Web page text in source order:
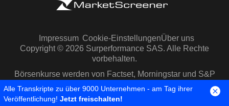
Impressum Cookie-EinstellungenÜber uns
Copyright © 2026 Surperformance SAS. Alle Rechte
vorbehalten.
Börsenkurse werden von Factset, Morningstar und S&P
Capital IQ zur Verfügung gestellt
Alle Transkripte zu über 9000 Unternehmen - am Tag ihrer
Veröffentlichung! Jetzt freischalten!